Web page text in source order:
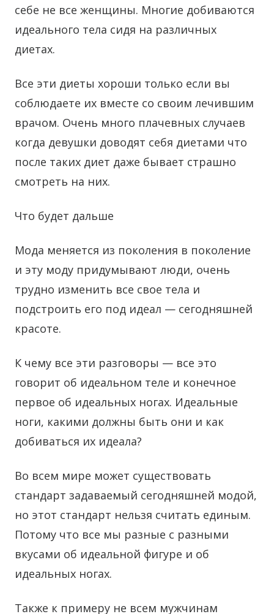
себе не все женщины. Многие добиваются
идеального тела сидя на различных
диетах.
Все эти диеты хороши только если вы
соблюдаете их вместе со своим лечившим
врачом. Очень много плачевных случаев
когда девушки доводят себя диетами что
после таких диет даже бывает страшно
смотреть на них.
Что будет дальше
Мода меняется из поколения в поколение
и эту моду придумывают люди, очень
трудно изменить все свое тела и
подстроить его под идеал — сегодняшней
красоте.
К чему все эти разговоры — все это
говорит об идеальном теле и конечное
первое об идеальных ногах. Идеальные
ноги, какими должны быть они и как
добиваться их идеала?
Во всем мире может существовать
стандарт задаваемый сегодняшней модой,
но этот стандарт нельзя считать единым.
Потому что все мы разные с разными
вкусами об идеальной фигуре и об
идеальных ногах.
Также к примеру не всем мужчинам